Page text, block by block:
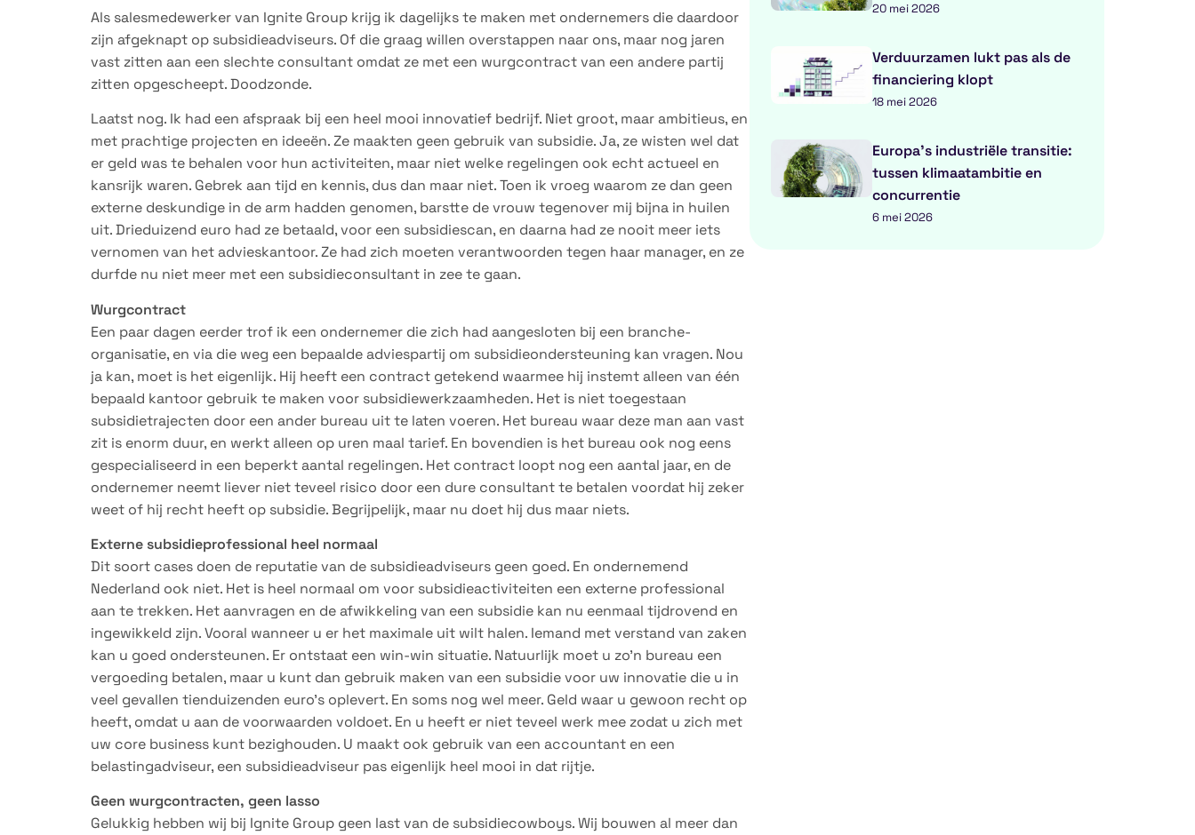
Als salesmedewerker van Ignite Group krijg ik dagelijks te maken met ondernemers die daardoor
zijn afgeknapt op subsidieadviseurs. Of die graag willen overstappen naar ons, maar nog jaren
vast zitten aan een slechte consultant omdat ze met een wurgcontract van een andere partij
zitten opgescheept. Doodzonde.
Laatst nog. Ik had een afspraak bij een heel mooi innovatief bedrijf. Niet groot, maar ambitieus, en
met prachtige projecten en ideeën. Ze maakten geen gebruik van subsidie. Ja, ze wisten wel dat
er geld was te behalen voor hun activiteiten, maar niet welke regelingen ook echt actueel en
kansrijk waren. Gebrek aan tijd en kennis, dus dan maar niet. Toen ik vroeg waarom ze dan geen
externe deskundige in de arm hadden genomen, barstte de vrouw tegenover mij bijna in huilen
uit. Drieduizend euro had ze betaald, voor een subsidiescan, en daarna had ze nooit meer iets
vernomen van het advieskantoor. Ze had zich moeten verantwoorden tegen haar manager, en ze
durfde nu niet meer met een subsidieconsultant in zee te gaan.
Wurgcontract
Een paar dagen eerder trof ik een ondernemer die zich had aangesloten bij een branche-
organisatie, en via die weg een bepaalde adviespartij om subsidieondersteuning kan vragen. Nou
ja kan, moet is het eigenlijk. Hij heeft een contract getekend waarmee hij instemt alleen van één
bepaald kantoor gebruik te maken voor subsidiewerkzaamheden. Het is niet toegestaan
subsidietrajecten door een ander bureau uit te laten voeren. Het bureau waar deze man aan vast
zit is enorm duur, en werkt alleen op uren maal tarief. En bovendien is het bureau ook nog eens
gespecialiseerd in een beperkt aantal regelingen. Het contract loopt nog een aantal jaar, en de
ondernemer neemt liever niet teveel risico door een dure consultant te betalen voordat hij zeker
weet of hij recht heeft op subsidie. Begrijpelijk, maar nu doet hij dus maar niets.
Externe subsidieprofessional heel normaal
Dit soort cases doen de reputatie van de subsidieadviseurs geen goed. En ondernemend
Nederland ook niet. Het is heel normaal om voor subsidieactiviteiten een externe professional
aan te trekken. Het aanvragen en de afwikkeling van een subsidie kan nu eenmaal tijdrovend en
ingewikkeld zijn. Vooral wanneer u er het maximale uit wilt halen. Iemand met verstand van zaken
kan u goed ondersteunen. Er ontstaat een win-win situatie. Natuurlijk moet u zo’n bureau een
vergoeding betalen, maar u kunt dan gebruik maken van een subsidie voor uw innovatie die u in
veel gevallen tienduizenden euro’s oplevert. En soms nog wel meer. Geld waar u gewoon recht op
heeft, omdat u aan de voorwaarden voldoet. En u heeft er niet teveel werk mee zodat u zich met
uw core business kunt bezighouden. U maakt ook gebruik van een accountant en een
belastingadviseur, een subsidieadviseur pas eigenlijk heel mooi in dat rijtje.
Geen wurgcontracten, geen lasso
Gelukkig hebben wij bij Ignite Group geen last van de subsidiecowboys. Wij bouwen al meer dan
20 mei 2026
Verduurzamen lukt pas als de
financiering klopt
18 mei 2026
Europa’s industriële transitie:
tussen klimaatambitie en
concurrentie
6 mei 2026